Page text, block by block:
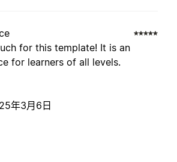
for this template! It is an
for learners of all levels.
年3月6日